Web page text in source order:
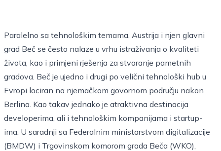
Paralelno sa tehnološkim temama, Austrija i njen glavni
grad Beč se često nalaze u vrhu istraživanja o kvaliteti
života, kao i primjeni rješenja za stvaranje pametnih
gradova. Beč je ujedno i drugi po velični tehnološki hub u
Evropi lociran na njemačkom govornom području nakon
Berlina. Kao takav jednako je atraktivna destinacija
developerima, ali i tehnološkim kompanijama i startup-
ima. U saradnji sa Federalnim ministarstvom digitalizacije
(BMDW) i Trgovinskom komorom grada Beča (WKO),